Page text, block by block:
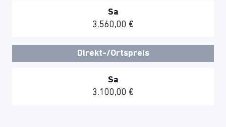
Sa
3.560,00 €
Direkt-/Ortspreis
Sa
3.100,00 €